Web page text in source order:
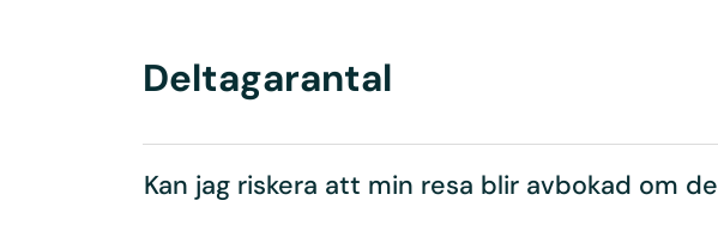
Deltagarantal
Kan jag riskera att min resa blir avbokad om